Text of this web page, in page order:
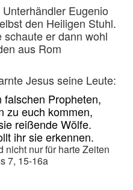
Eugenio
den Heiligen Stuhl.
er dann wohl
aus Rom
Jesus seine Leute:
Propheten,
zu euch kommen,
reißende Wölfe.
ihr sie erkennen.
nicht nur für harte Zeiten
7, 15-16a